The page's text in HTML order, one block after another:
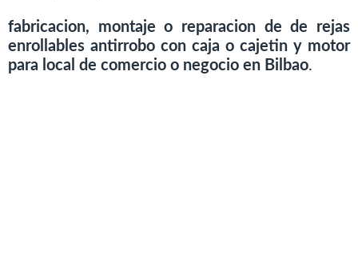
fabricacion, montaje o reparacion de de rejas
enrollables antirrobo con caja o cajetin y motor
para local de comercio o negocio en Bilbao.